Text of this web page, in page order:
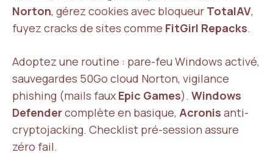
Norton, gérez cookies avec bloqueur TotalAV,
fuyez cracks de sites comme FitGirl Repacks.
Adoptez une routine : pare-feu Windows activé,
sauvegardes 50Go cloud Norton, vigilance
phishing (mails faux Epic Games). Windows
Defendercomplète en basique, Acronis anti-
cryptojacking. Checklist pré-session assure
zéro fail.